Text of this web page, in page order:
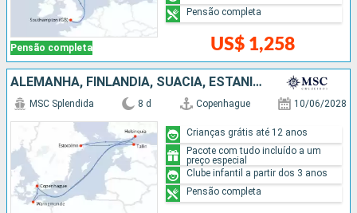
Pensão completa US$ 1,258
Pensão completa
ALEMANHA, FINLÃNDIA, SUÃCIA, ESTÃNIA, DINAMARCA
MSC Splendida 8 d Copenhague 10/06/2028
Crianças grátis até 12 anos
Pacote com tudo incluído a um
preço especial
Clube infantil a partir dos 3 anos
Pensão completa